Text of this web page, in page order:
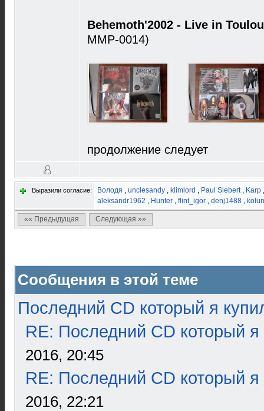
Behemoth'2002 - Live in
MMP-0014)
продолжение следует
Выразили согласие: Володя , unclesandy , klimlord , Paul Siebert, Karp
aleksandr1962 , Hunter , flint_igor , denj1488 ,
«« Предыдущая Следующая »»
Сообщения в этой теме
Последний CD который я
RE: Последний CD который я
2016, 20:45
RE: Последний CD который я
2016, 22:21